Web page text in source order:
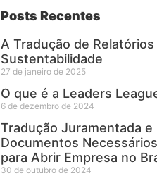
Posts Recentes
A Tradução de Relatórios
Sustentabilidade
27 de janeiro de 2025
O que é a Leaders
6 de dezembro de 2024
Tradução Juramentada e
Documentos Necessários
para Abrir Empresa no
30 de outubro de 2024